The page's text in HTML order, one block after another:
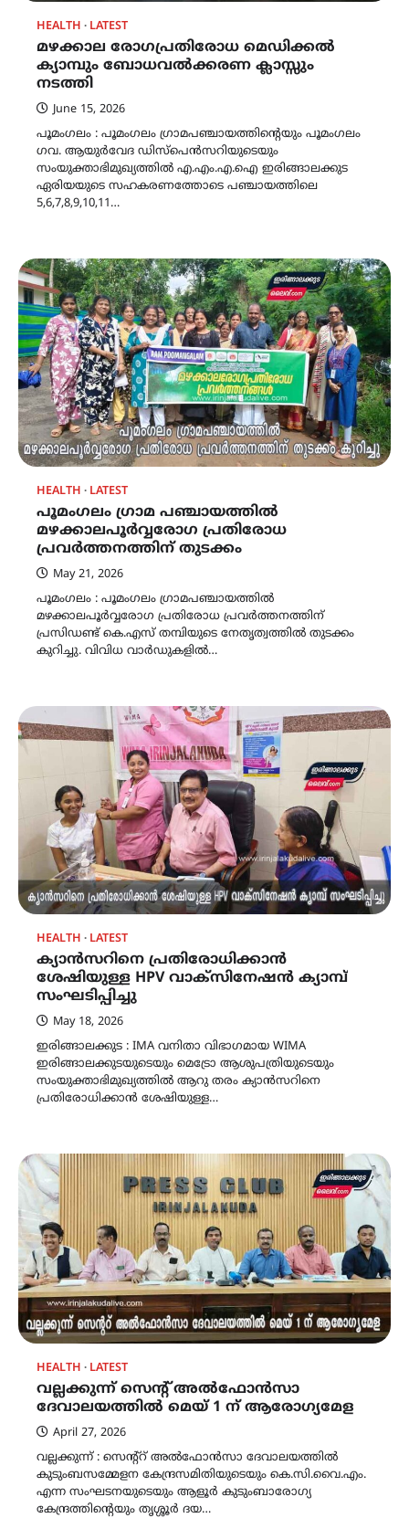
HEALTH LATEST
മഴക്കാല രോഗപ്രതിരോധ മെഡിക്കൽ
ക്യാമ്പും ബോധവൽക്കരണ ക്ലാസ്സും
നടത്തി
June 15, 2026
പൂമംഗലം : പൂമംഗലം ഗ്രാമപഞ്ചായത്തിന്റെയും പൂമംഗലം
ഗവ. ആയുർവേദ ഡിസ്പെൻസറിയുടെയും
സംയുക്താഭിമുഖ്യത്തിൽ എ.എം.എ.ഐ ഇരിങ്ങാലക്കുട
ഏരിയയുടെ സഹകരണത്തോടെ പഞ്ചായത്തിലെ
5,6,7,8,9,10,11…
HEALTH LATEST
പൂമംഗലം ഗ്രാമ പഞ്ചായത്തിൽ
മഴക്കാലപൂർവ്വരോഗ പ്രതിരോധ
പ്രവർത്തനത്തിന് തുടക്കം
May 21, 2026
പൂമംഗലം : പൂമംഗലം ഗ്രാമപഞ്ചായത്തിൽ
മഴക്കാലപൂർവ്വരോഗ പ്രതിരോധ പ്രവർത്തനത്തിന്
പ്രസിഡണ്ട് കെ.എസ് തമ്പിയുടെ നേതൃത്വത്തിൽ തുടക്കം
കുറിച്ചു. വിവിധ വാർഡുകളിൽ…
HEALTH LATEST
ക്യാൻസറിനെ പ്രതിരോധിക്കാൻ
ശേഷിയുള്ള HPV വാക്സിനേഷൻ ക്യാമ്പ്
സംഘടിപ്പിച്ചു
May 18, 2026
ഇരിങ്ങാലക്കുട : IMA വനിതാ വിഭാഗമായ WIMA
ഇരിങ്ങാലക്കുടയുടെയും മെട്രോ ആശുപത്രിയുടെയും
സംയുക്താഭിമുഖ്യത്തിൽ ആറു തരം ക്യാൻസറിനെ
പ്രതിരോധിക്കാൻ ശേഷിയുള്ള…
HEALTH LATEST
വല്ലക്കുന്ന് സെന്റ് അൽഫോൻസാ
ദേവാലയത്തിൽ മെയ് 1 ന് ആരോഗ്യമേള
April 27, 2026
വല്ലക്കുന്ന് : സെന്റ്റ് അൽഫോൻസാ ദേവാലയത്തിൽ
കുടുംബസമ്മേളന കേന്ദ്രസമിതിയുടെയും കെ.സി.വൈ.എം.
എന്ന സംഘടനയുടെയും ആളൂർ കുടുംബാരോഗ്യ
കേന്ദ്രത്തിൻ്റെയും തൃശ്ശൂർ ദയ…